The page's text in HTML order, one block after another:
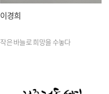
이경희
작은 바늘로 희망을 수놓다